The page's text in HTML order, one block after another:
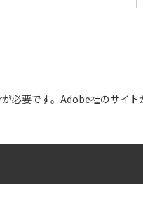
必要です。Adobe社のサイト